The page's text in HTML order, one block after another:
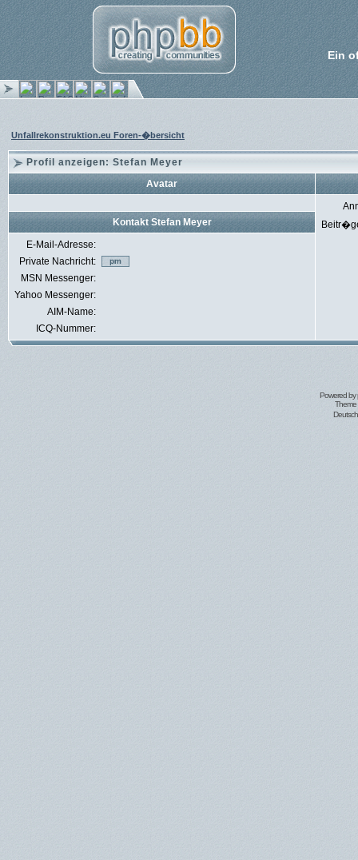
Ein
Unfallrekonstruktion.eu Foren-�bersicht
Profil anzeigen: Stefan Meyer
Avatar
Kontakt Stefan Meyer
E-Mail-Adresse:
Private Nachricht:
MSN Messenger:
Yahoo Messenger:
AIM-Name:
ICQ-Nummer:
Powered by
Theme